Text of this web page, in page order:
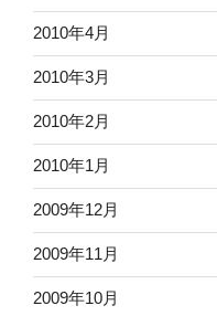
2010年4月
2010年3月
2010年2月
2010年1月
2009年12月
2009年11月
2009年10月